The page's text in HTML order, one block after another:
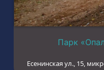
Парк
Есенинская ул., 15,